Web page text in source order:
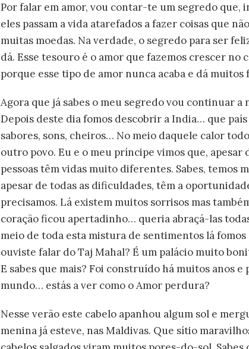
Por falar em amor, vou contar-te um segredo que,
eles passam a vida atarefados a fazer coisas que
muitas moedas. Na verdade, o segredo para ser
dá. Esse tesouro é o amor que fazemos crescer no
porque esse tipo de amor nunca acaba e dá muitos
Agora que já sabes o meu segredo vou continuar a
Depois deste dia fomos descobrir a India… que
sabores, sons, cheiros… No meio daquele calor
outro povo. Eu e o meu príncipe vimos que, apesar
pessoas têm vidas muito diferentes. Sabes, temos
apesar de todas as dificuldades, têm a
precisamos. Lá existem muitos sorrisos mas
coração ficou apertadinho… queria abraçá-las
meio de toda esta mistura de sentimentos lá
ouviste falar do Taj Mahal? É um palácio muito
E sabes que mais? Foi construído há muitos anos
mundo… estás a ver como o Amor perdura?
Nesse verão este cabelo apanhou algum sol e
menina já esteve, nas Maldivas. Que sítio